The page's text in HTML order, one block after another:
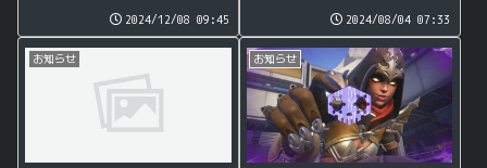
2024/12/08 09:45 2024/08/04 07:33
お知らせ お知らせ